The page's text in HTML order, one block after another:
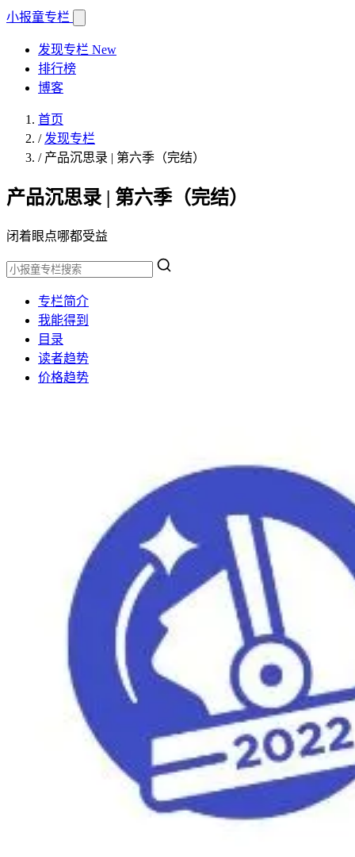
小报童专栏
发现专栏 New
排行榜
博客
首页
/ 发现专栏
/ 产品沉思录 | 第六季（完结）
产品沉思录 | 第六季（完结）
闭着眼点哪都受益
专栏简介
我能得到
目录
读者趋势
价格趋势